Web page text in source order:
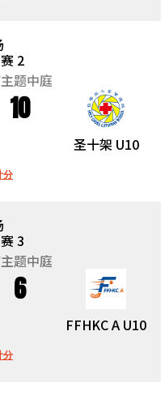
2
题中庭
10
分
圣十架 U10
3
题中庭
6
分
FFHKC A U10